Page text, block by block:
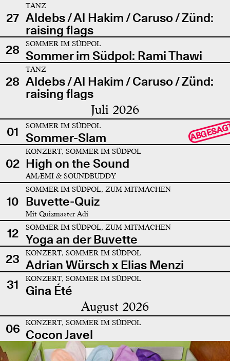
27
TANZ
Aldebs / Al Hakim / Caruso / Zünd:
raising flags
28
SOMMER IM SÜDPOL
Sommer im Südpol: Rami Thawi
28
TANZ
Aldebs / Al Hakim / Caruso / Zünd:
raising flags
Juli 2026
01 SOMMER IM SÜDPOL
Sommer-Slam
02
KONZERT, SOMMER IM SÜDPOL
High on the Sound
AMÆMI & SOUNDBUDDY
10
SOMMER IM SÜDPOL, ZUM MITMACHEN
Buvette-Quiz
Mit Quizmaster Adi
12 SOMMER IM SÜDPOL, ZUM MITMACHEN
Yoga an der Buvette
23
KONZERT, SOMMER IM SÜDPOL
Adrian Würsch x Elias Menzi
31
KONZERT, SOMMER IM SÜDPOL
Gina Été
August 2026
06 KONZERT, SOMMER IM SÜDPOL
Cocon Javel